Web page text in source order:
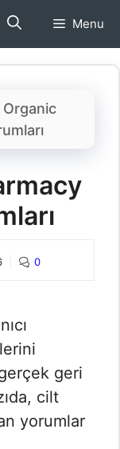
Menu
0
geri
cilt
yorumlar